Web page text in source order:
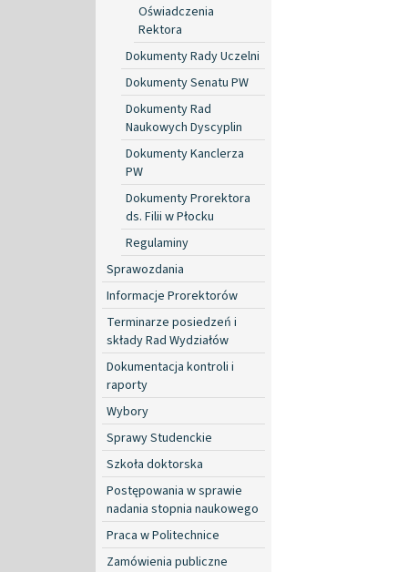
Oświadczenia
Rektora
Dokumenty Rady Uczelni
Dokumenty Senatu PW
Dokumenty Rad
Naukowych Dyscyplin
Dokumenty Kanclerza
PW
Dokumenty Prorektora
ds. Filii w Płocku
Regulaminy
Sprawozdania
Informacje Prorektorów
Terminarze posiedzeń i
składy Rad Wydziałów
Dokumentacja kontroli i
raporty
Wybory
Sprawy Studenckie
Szkoła doktorska
Postępowania w sprawie
nadania stopnia naukowego
Praca w Politechnice
Zamówienia publiczne